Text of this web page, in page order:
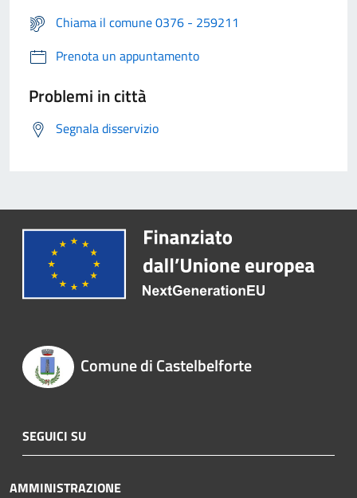
Chiama il comune 0376 - 259211
Prenota un appuntamento
Problemi in città
Segnala disservizio
Comune di Castelbelforte
SEGUICI SU
AMMINISTRAZIONE